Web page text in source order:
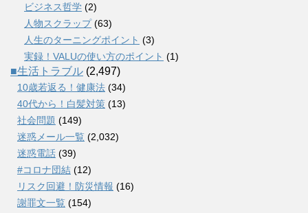
ビジネス哲学 (2)
人物スクラップ(63)
人生のターニングポイント (3)
実録！VALUの使い方のポイント (1)
■生活トラブル (2,497)
10歳若返る！健康法 (34)
40代から！白髪対策 (13)
社会問題 (149)
迷惑メール一覧 (2,032)
迷惑電話 (39)
#コロナ団結 (12)
リスク回避！防災情報 (16)
謝罪文一覧 (154)